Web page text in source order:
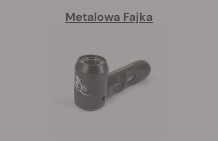
Metalowa Fajka